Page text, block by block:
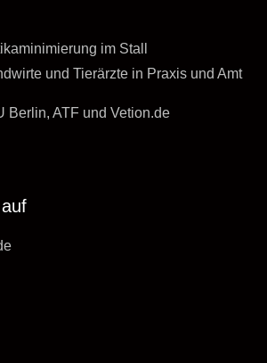
im Stall
und Tierärzte in Praxis und Amt
Berlin, ATF und Vetion.de